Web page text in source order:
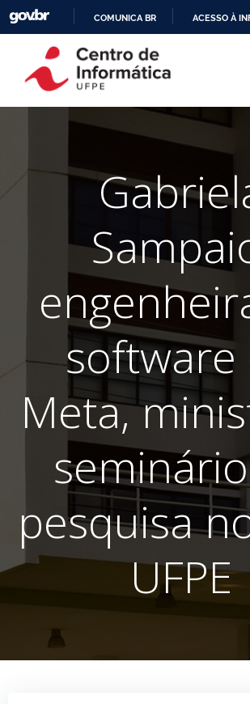
CONTEÚDO
COMUNICA BR ACESSO À
software
Meta,
pesquisa
UFPE